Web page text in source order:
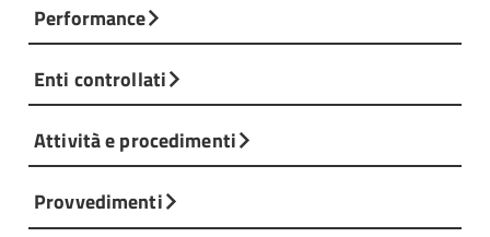
Performance
Enti controllati
Attività e procedimenti
Provvedimenti